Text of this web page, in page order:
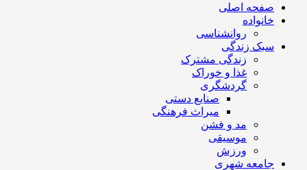
برقی
طراحی
صفحه اصلی
خانواده
روانشناسی
سبک زندگی
زندگی مشترک
غذا و خوراک
گردشگری
صنایع دستی
میراث فرهنگی
مد و فشن
موسیقی
ورزش
جامعه شهری